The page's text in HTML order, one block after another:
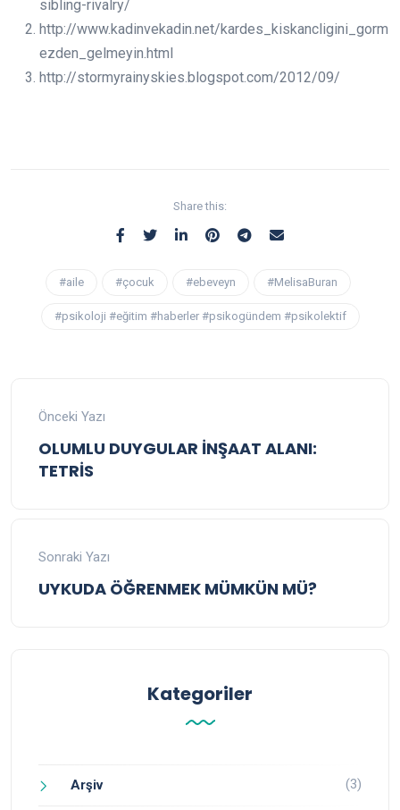
sibling-rivalry/
http://www.kadinvekadin.net/kardes_kiskancligini_gorm
ezden_gelmeyin.html
http://stormyrainyskies.blogspot.com/2012/09/
Share this:
#aile #çocuk #ebeveyn #MelisaBuran
#psikoloji #eğitim #haberler #psikogündem #psikolektif
Önceki Yazı
OLUMLU DUYGULAR İNŞAAT ALANI:
TETRİS
Sonraki Yazı
UYKUDA ÖĞRENMEK MÜMKÜN MÜ?
Kategoriler
Arşiv (3)